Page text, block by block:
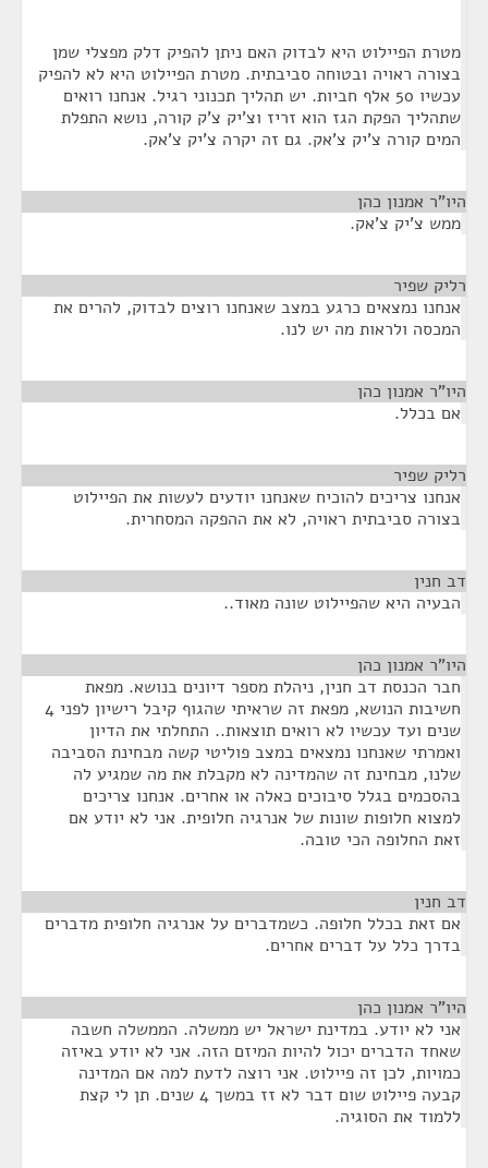
מטרת הפיילוט היא לבדוק האם ניתן להפיק דלק מפצלי שמן
בצורה ראויה ובטוחה סביבתית. מטרת הפיילוט היא לא להפיק
עכשיו 50 אלף חביות. יש תהליך תכנוני רגיל. אנחנו רואים
שתהליך הפקת הגז הוא זריז וצ'יק צ'ק קורה, נושא התפלת
המים קורה צ'יק צ'אק. גם זה יקרה צ'יק צ'אק.
היו"ר אמנון כהן
ממש צ'יק צ'אק.
רליק שפיר
אנחנו נמצאים כרגע במצב שאנחנו רוצים לבדוק, להרים את
המכסה ולראות מה יש לנו.
היו"ר אמנון כהן
אם בכלל.
רליק שפיר
אנחנו צריכים להוכיח שאנחנו יודעים לעשות את הפיילוט
בצורה סביבתית ראויה, לא את ההפקה המסחרית.
דב חנין
הבעיה היא שהפיילוט שונה מאוד..
היו"ר אמנון כהן
חבר הכנסת דב חנין, ניהלת מספר דיונים בנושא. מפאת
חשיבות הנושא, מפאת זה שראיתי שהגוף קיבל רישיון לפני 4
שנים ועד עכשיו לא רואים תוצאות.. התחלתי את הדיון
ואמרתי שאנחנו נמצאים במצב פוליטי קשה מבחינת הסביבה
שלנו, מבחינת זה שהמדינה לא מקבלת את מה שמגיע לה
בהסכמים בגלל סיבוכים כאלה או אחרים. אנחנו צריכים
למצוא חלופות שונות של אנרגיה חלופית. אני לא יודע אם
זאת החלופה הכי טובה.
דב חנין
אם זאת בכלל חלופה. כשמדברים על אנרגיה חלופית מדברים
בדרך כלל על דברים אחרים.
היו"ר אמנון כהן
אני לא יודע. במדינת ישראל יש ממשלה. הממשלה חשבה
שאחד הדברים יכול להיות המיזם הזה. אני לא יודע באיזה
כמויות, לכן זה פיילוט. אני רוצה לדעת למה אם המדינה
קבעה פיילוט שום דבר לא זז במשך 4 שנים. תן לי קצת
ללמוד את הסוגיה.